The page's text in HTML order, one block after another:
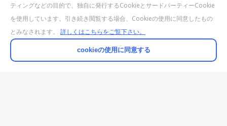
パートナー
お問合せ・販売
法人お問合せについて
AOSストア
ティングなどの目的で、独自に発行するCookieとサードパーティーCookie
を使用しています。引き続き閲覧する場合、Cookieの使用に同意したもの
とみなされます。 詳しくはこちらをご覧下さい。
cookieの使用に同意する